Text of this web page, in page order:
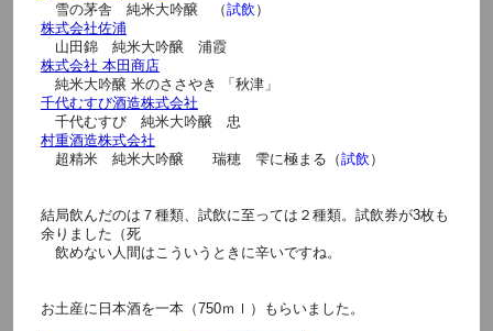
雪の茅舎 純米大吟醸 （試飲 ）
株式会社佐浦
山田錦 純米大吟醸 浦霞
株式会社 本田商店
純米大吟醸 米のささやき 「秋津」
千代むすび酒造株式会社
千代むすび 純米大吟醸 忠
村重酒造株式会社
超精米 純米大吟醸 瑞穂 雫に極まる（試飲 ）
結局飲んだのは７種類、試飲に至っては２種類。試飲券が3枚も
余りました（死
飲めない人間はこういうときに辛いですね。
お土産に日本酒を一本（750ｍｌ）もらいました。